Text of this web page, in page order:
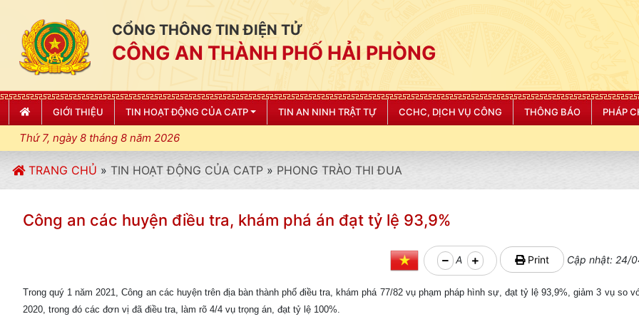
CỔNG THÔNG TIN ĐIỆN TỬ
CÔNG AN THÀNH PHỐ HẢI PHÒNG
GIỚI THIỆU TIN HOẠT ĐỘNG CỦA CATP TIN AN NINH TRẬT TỰ CCHC, DỊCH VỤ CÔNG THÔNG BÁO PHÁP
Thứ 7, ngày 8 tháng 8 năm 2026
TRANG CHỦ » TIN HOẠT ĐỘNG CỦA CATP » PHONG TRÀO THI ĐUA
Công an các huyện điều tra, khám phá án đạt tỷ lệ 93,9%
A Print Cập nhật: 24/
Trong quý 1 năm 2021, Công an các huyện trên địa bàn thành phố điều tra, khám phá 77/82 vụ phạm pháp hình sự, đạt tỷ lệ 93,9%, giảm 3 vụ so
2020, trong đó các đơn vị đã điều tra, làm rõ 4/4 vụ trọng án, đạt tỷ lệ 100%.